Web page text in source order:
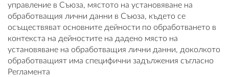
управление в Съюза, мястото на установяване на
обработващия лични данни в Съюза, където се
осъществяват основните дейности по обработването в
контекста на дейностите на дадено място на
установяване на обработващия лични данни, доколкото
обработващият има специфични задължения съгласно
Регламента